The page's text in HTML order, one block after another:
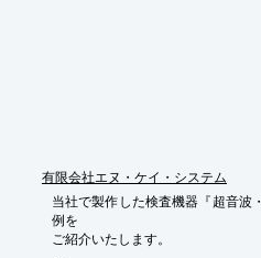
有限会社エヌ・ケイ・システム
当社で製作した検査機器『超音波
例を
ご紹介いたします。